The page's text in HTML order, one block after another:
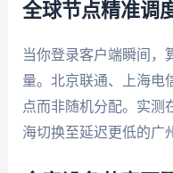
全球节点精准调
当你登录客户端瞬间，
量。北京联通、上海
点而非随机分配。实测
海切换至延迟更低的广